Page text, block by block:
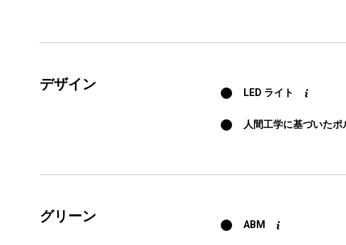
デザイン LED ライト
人間工学に基づいた
グリーン ABM